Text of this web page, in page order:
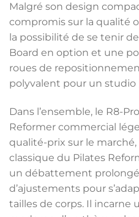
Malgré son design
compromis sur la qualité
la possibilité de se tenir
Board en option et une
roues de
polyvalent pour un studio
Dans l’ensemble, le R8-
Reformer commercial
qualité-prix sur le
classique du Pilates
un débattement
d’ajustements pour
tailles de corps. Il incarne